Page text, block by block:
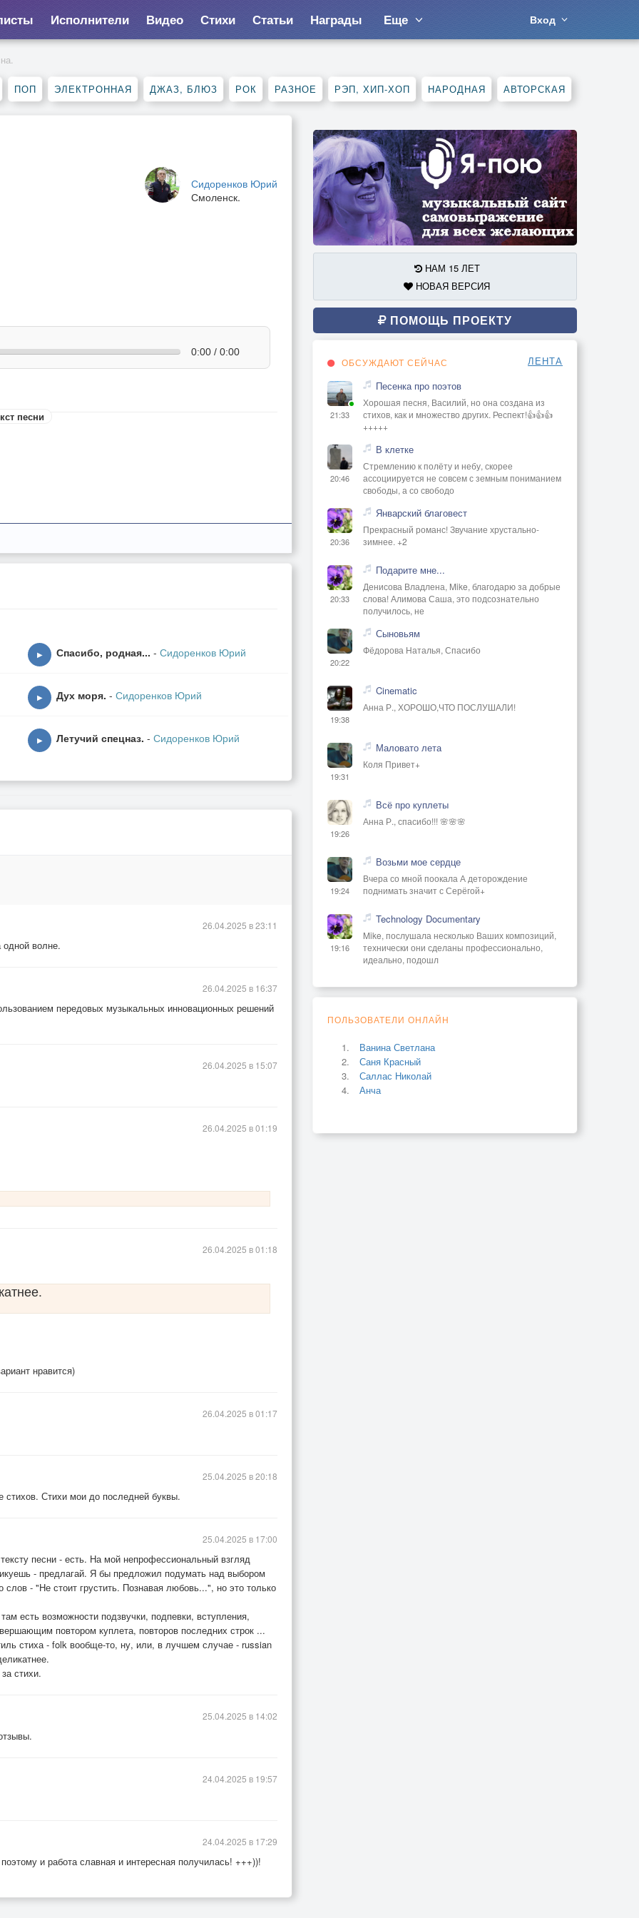
Исполнители Видео Стихи Статьи Награды Еще Вход
ПОП ЭЛЕКТРОННАЯ ДЖАЗ, БЛЮЗ РОК РАЗНОЕ РЭП, ХИП-ХОП НАРОДНАЯ АВТОРСКАЯ
Сидоренков Юрий
Смоленск.
0:00 / 0:00
песни
▶ Спасибо, родная... - Сидоренков Юрий
▶ Дух моря. - Сидоренков Юрий
▶ Летучий спецназ. - Сидоренков Юрий
одной волне.
26.04.2025 в 23:11
передовых музыкальных инновационных решений
26.04.2025 в 16:37
26.04.2025 в 15:07
26.04.2025 в 01:19
нравится)
26.04.2025 в 01:18
26.04.2025 в 01:17
стихов. Стихи мои до последней буквы.
25.04.2025 в 20:18
песни - есть. На мой непрофессиональный взгляд
- предлагай. Я бы предложил подумать над выбором
слов - "Не стоит грустить. Познавая любовь...", но это только
есть возможности подзвучки, подпевки, вступления,
повтором куплета, повторов последних строк ...
стиха - folk вообще-то, ну, или, в лучшем случае - russian
стихи.
25.04.2025 в 17:00
25.04.2025 в 14:02
24.04.2025 в 19:57
и работа славная и интересная получилась! +++))!
24.04.2025 в 17:29
НАМ 15 ЛЕТ
НОВАЯ ВЕРСИЯ
ПОМОЩЬ ПРОЕКТУ
ОБСУЖДАЮТ СЕЙЧАС ЛЕНТА
21:33
Песенка про поэтов
Хорошая песня, Василий, но она создана из
стихов, как и множество других. Респект!👍👍👍
+++++
20:46
В клетке
Стремлению к полёту и небу, скорее
ассоциируется не совсем с земным пониманием
свободы, а со свободо
20:36
Январский благовест
Прекрасный романс! Звучание хрустально-
зимнее. +2
20:33
Подарите мне...
Денисова Владлена, Mike, благодарю за добрые
слова! Алимова Саша, это подсознательно
получилось, не
20:22
Сыновьям
Фёдорова Наталья, Спасибо
19:38
Cinematic
Анна Р., ХОРОШО,ЧТО ПОСЛУШАЛИ!
19:31
Маловато лета
Коля Привет+
19:26
Всё про куплеты
Анна Р., спасибо!!! 🌸🌸🌸
19:24
Возьми мое сердце
Вчера со мной поокала А деторождение
поднимать значит с Серёгой+
19:16
Technology Documentary
Mike, послушала несколько Ваших композиций,
технически они сделаны профессионально,
идеально, подошл
ПОЛЬЗОВАТЕЛИ ОНЛАЙН
Ванина Светлана
Саня Красный
Саллас Николай
Анча